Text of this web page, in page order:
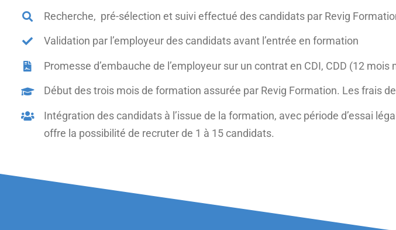
Recherche, pré-sélection et suivi effectué des candidats par Revig
Validation par l’employeur des candidats avant l’entrée en formation
Promesse d’embauche de l’employeur sur un contrat en CDI, CDD (12
Début des trois mois de formation assurée par Revig Formation. Les frais
Intégration des candidats à l’issue de la formation, avec période d’essai
offre la possibilité de recruter de 1 à 15 candidats.